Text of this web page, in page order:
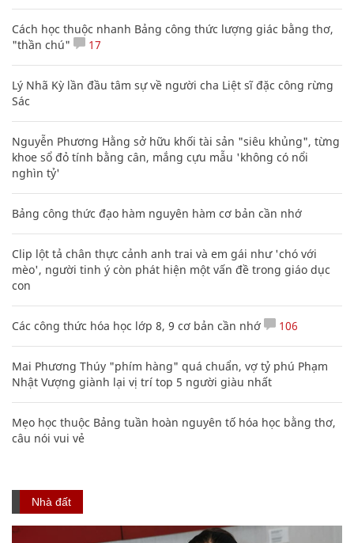
Cách học thuộc nhanh Bảng công thức lượng giác bằng thơ,
"thần chú"
17
Lý Nhã Kỳ lần đầu tâm sự về người cha Liệt sĩ đặc công rừng
Sác
Nguyễn Phương Hằng sở hữu khối tài sản "siêu khủng", từng
khoe sổ đỏ tính bằng cân, mắng cựu mẫu 'không có nổi
nghìn tỷ'
Bảng công thức đạo hàm nguyên hàm cơ bản cần nhớ
Clip lột tả chân thực cảnh anh trai và em gái như 'chó với
mèo', người tinh ý còn phát hiện một vấn đề trong giáo dục
con
Các công thức hóa học lớp 8, 9 cơ bản cần nhớ 106
Mai Phương Thúy "phím hàng" quá chuẩn, vợ tỷ phú Phạm
Nhật Vượng giành lại vị trí top 5 người giàu nhất
Mẹo học thuộc Bảng tuần hoàn nguyên tố hóa học bằng thơ,
câu nói vui vẻ
Nhà đất